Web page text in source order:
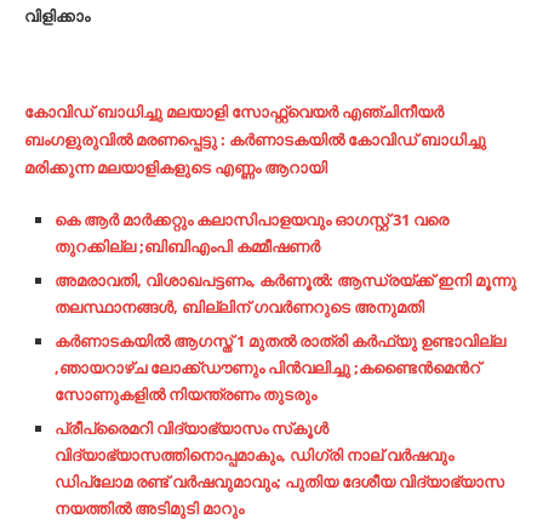
വിളിക്കാം
കോവിഡ് ബാധിച്ചു മലയാളി സോഫ്റ്റ്‌വെയർ എഞ്ചിനീയർ
ബംഗളുരുവിൽ മരണപ്പെട്ടു : കർണാടകയിൽ കോവിഡ് ബാധിച്ചു
മരിക്കുന്ന മലയാളികളുടെ എണ്ണം ആറായി
കെ ആർ മാർക്കറ്റും കലാസിപാളയവും ഓഗസ്റ്റ് 31 വരെ
തുറക്കില്ല ;ബിബിഎംപി കമ്മീഷണർ
അമരാവതി, വിശാഖപട്ടണം, കര്‍ണൂല്‍: ആന്ധ്രയ്ക്ക് ഇനി മൂന്നു
തലസ്ഥാനങ്ങള്‍, ബില്ലിന് ഗവര്‍ണറുടെ അനുമതി
കർണാടകയിൽ ആഗസ്ത് 1 മുതൽ രാത്രി കർഫ്യു ഉണ്ടാവില്ല
,ഞായറാഴ്ച ലോക്ക്ഡൗണും പിൻവലിച്ചു ;കണ്ടൈൻമെൻറ്
സോണുകളിൽ നിയന്ത്രണം തുടരും
പ്രീപ്രൈമറി വിദ്യാഭ്യാസം സ്‌കൂള്‍
വിദ്യാഭ്യാസത്തിനൊപ്പമാകും, ഡിഗ്രി നാല് വര്‍ഷവും
ഡിപ്ലോമ രണ്ട് വര്‍ഷവുമാവും; പുതിയ ദേശീയ വിദ്യാഭ്യാസ
നയത്തില്‍ അടിമുടി മാറും